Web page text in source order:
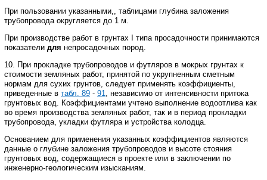
При пользовании указанными,, таблицами глубина заложения
трубопровода округляется до 1 м.
При производстве работ в грунтах
типа просадочности принимаются
показатели для непросадочных пород.
10. При прокладке трубопроводов и футляров в мокрых грунтах к
стоимости земляных работ, принятой по укрупненным сметным
нормам для сухих грунтов, следует применять коэффициенты,
приведенные в табл. 89 - 91, независимо от интенсивности притока
грунтовых вод. Коэффициентами учтено выполнение водоотлива как
во время производства земляных работ, так и в период прокладки
трубопровода, укладки футляра и устройства колодца.
Основанием для применения указанных коэффициентов являются
данные о глубине заложения трубопроводов и высоте стояния
грунтовых вод, содержащиеся в проекте или в заключении по
инженерно-геологическим изысканиям.